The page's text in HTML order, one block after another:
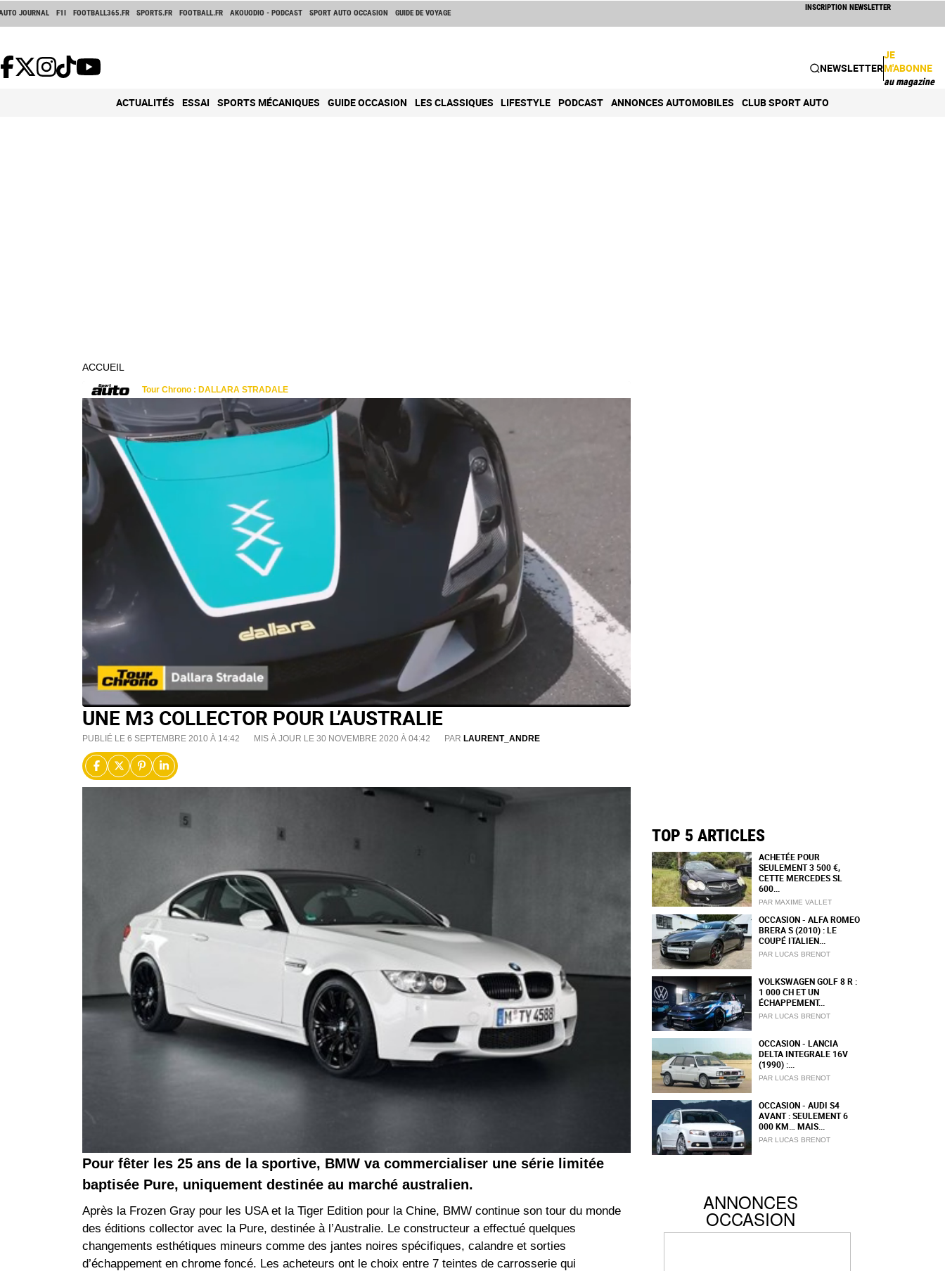
JOURNAL F1I FOOTBALL365.FR SPORTS.FR FOOTBALL.FR AKOUODIO - PODCAST SPORT AUTO OCCASION GUIDE DE VOYAGE
INSCRIPTION NEWSLETTER
NEWSLETTER
JE
M'ABONNE
au magazine
ACTUALITÉS ESSAI SPORTS MÉCANIQUES GUIDE OCCASION LES CLASSIQUES LIFESTYLE PODCAST ANNONCES AUTOMOBILES CLUB SPORT AUTO
ACCUEIL
UNE M3 COLLECTOR POUR L’AUSTRALIE
PUBLIÉ LE 6 SEPTEMBRE 2010 À 14:42 MIS À JOUR LE 30 NOVEMBRE 2020 À 04:42 PAR LAURENT_ANDRE
Pour fêter les 25 ans de la sportive, BMW va commercialiser une série limitée
baptisée Pure, uniquement destinée au marché australien.
Après la Frozen Gray pour les USA et la Tiger Edition pour la Chine, BMW continue son tour du monde
des éditions collector avec la Pure, destinée à l’Australie. Le constructeur a effectué quelques
changements esthétiques mineurs comme des jantes noires spécifiques, calandre et sorties
d’échappement en chrome foncé. Les acheteurs ont le choix entre 7 teintes de carrosserie qui
TOP 5 ARTICLES
ACHETÉE POUR
SEULEMENT 3 500 €,
CETTE MERCEDES SL
600...
PAR MAXIME VALLET
OCCASION - ALFA ROMEO
BRERA S (2010) : LE
COUPÉ ITALIEN...
PAR LUCAS BRENOT
VOLKSWAGEN GOLF 8 R :
1 000 CH ET UN
ÉCHAPPEMENT...
PAR LUCAS BRENOT
OCCASION - LANCIA
DELTA INTEGRALE 16V
(1990) :...
PAR LUCAS BRENOT
OCCASION - AUDI S4
AVANT : SEULEMENT 6
000 KM… MAIS...
PAR LUCAS BRENOT
ANNONCES
OCCASION